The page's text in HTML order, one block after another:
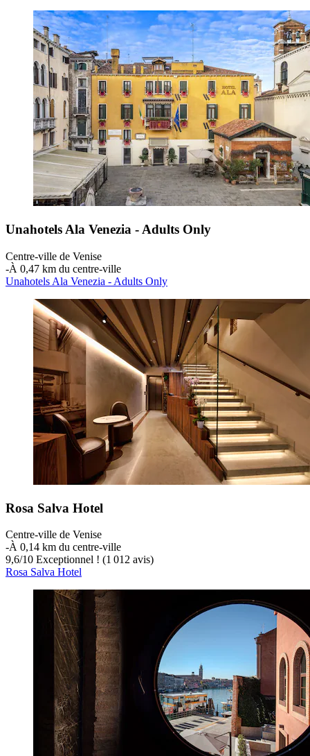
Unahotels Ala Venezia - Adults Only
Centre-ville de Venise
‐À 0,47 km du centre-ville
Unahotels Ala Venezia - Adults Only
Rosa Salva Hotel
Centre-ville de Venise
‐À 0,14 km du centre-ville
9,6/10 Exceptionnel ! (1 012 avis)
Rosa Salva Hotel